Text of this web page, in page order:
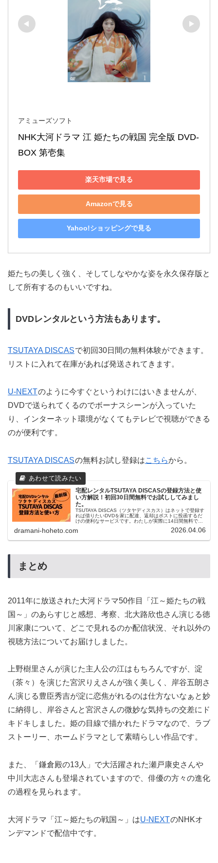
アミューズソフト
NHK大河ドラマ 江 姫たちの戦国 完全版 DVD-
BOX 第壱集
楽天市場で見る
Amazonで見る
Yahoo!ショッピングで見る
姫たちの美しく強く、そしてしなやかな姿を永久保存版と
して所有するのもいいですね。
DVDレンタルという方法もあります。
TSUTAYA DISCASで初回30日間の無料体験ができます。
リストに入れて在庫があれば発送されてきます。
U-NEXTのように今すぐというわけにはいきませんが、
DVDで送られてくるのでボーナスシーンが入っていた
り、インターネット環境がなくてもテレビで視聴ができる
のが便利です。
TSUTAYA DISCASの無料お試し登録はこちらから。
宅配レンタルTSUTAYA DISCASの登録方法と使
い方解説！初回30日間無料でお試ししてみまし
た。
TSUTAYA DISCAS（ツタヤディスカス）はネットで登録す
れば借りたいDVDを家に配達、返却はポストに投函するだ
けの便利なサービスです。わたしが実際に14日間無料でお
を解説します。
dramani-hoheto.com 2026.04.06
まとめ
2011年に放送された大河ドラマ50作目「江～姫たちの戦
国～」のあらすじと感想、考察、北大路欣也さん演じる徳
川家康について、どこで見れるのか配信状況、それ以外の
視聴方法についてお届けしました。
上野樹里さんが演じた主人公の江はもちろんですが、淀
（茶々）を演じた宮沢りえさんが強く美しく、岸谷五朗さ
ん演じる豊臣秀吉が淀に恋焦がれるのは仕方ないなぁと妙
に納得し、岸谷さんと宮沢さんの微妙な気持ちの交差にド
キドキしました。姫の目線で描かれたドラマなので、ラブ
ストーリー、ホームドラマとして素晴らしい作品です。
また、「鎌倉殿の13人」で大活躍された瀬戸康史さんや
中川大志さんも登場されていますので、俳優の方々の進化
の過程を見られます。
大河ドラマ「江～姫たちの戦国～」はU-NEXTのNHKオ
ンデマンドで配信中です。